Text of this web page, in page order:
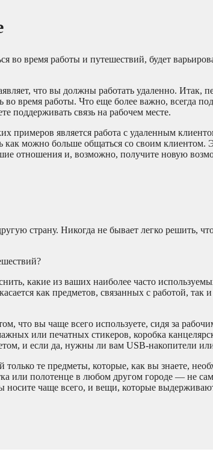
во время работы и путешествий, будет
что вы должны работать удаленно. Итак,
во время работы. Что еще более важно, всегда
поддерживать связь на рабочем месте.
примеров является работа с удаленным
как можно больше общаться со своим клиентом.
отношения и, возможно, получите новую
страну. Никогда не бывает легко решить,
какие из ваших наиболее часто
как предметов, связанных с работой, так и
что вы чаще всего используете, сидя за
или печатных стикеров, коробка
и если да, нужны ли вам USB-накопители
те предметы, которые, как вы знаете,
или полотенце в любом другом городе — не
носите чаще всего, и вещи, которые